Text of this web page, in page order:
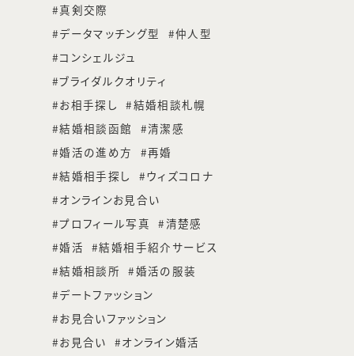
真剣交際
データマッチング型
仲人型
コンシェルジュ
ブライダルクオリティ
お相手探し
結婚相談札幌
結婚相談函館
清潔感
婚活の進め方
再婚
結婚相手探し
ウィズコロナ
オンラインお見合い
プロフィール写真
清楚感
婚活
結婚相手紹介サービス
結婚相談所
婚活の服装
デートファッション
お見合いファッション
お見合い
オンライン婚活